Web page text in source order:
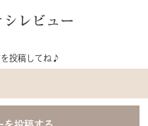
レビュー
投稿してね♪